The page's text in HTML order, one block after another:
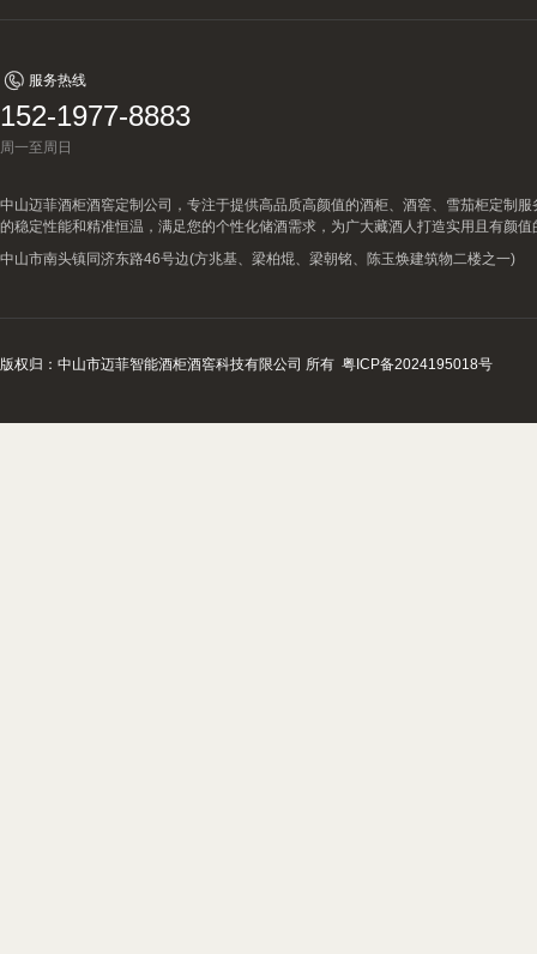
服务热线
152-1977-8883
周一至周日
中山迈菲酒柜酒窖定制公司，专注于提供高品质高颜值的酒柜、酒窖、雪茄柜定制
的稳定性能和精准恒温，满足您的个性化储酒需求，为广大藏酒人打造实用且有颜值
中山市南头镇同济东路46号边(方兆基、梁柏焜、梁朝铭、陈玉焕建筑物二楼之一)
版权归：中山市迈菲智能酒柜酒窖科技有限公司 所有 粤ICP备2024195018号